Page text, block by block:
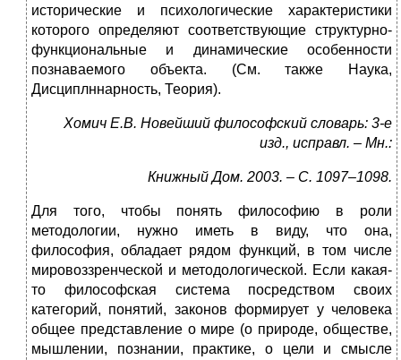
исторические и психологические характеристики
которого определяют соответствующие структурно-
функциональные и динамические особенности
познаваемого объекта. (См. также Наука,
Дисциплннарность, Теория).
Хомич Е.В. Новейший философский словарь: 3-е
изд., исправл. – Мн.:
Книжный Дом. 2003. – С. 1097–1098.
Для того, чтобы понять философию в роли
методологии, нужно иметь в виду, что она,
философия, обладает рядом функций, в том числе
мировоззренческой и методологической. Если какая-
то философская система посредством своих
категорий, понятий, законов формирует у человека
общее представление о мире (о природе, обществе,
мышлении, познании, практике, о цели и смысле